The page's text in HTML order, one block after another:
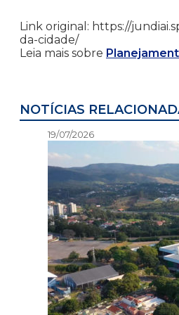
Link original: https://
da-cidade/
Leia mais sobre
NOTÍCIAS
19/07/2026